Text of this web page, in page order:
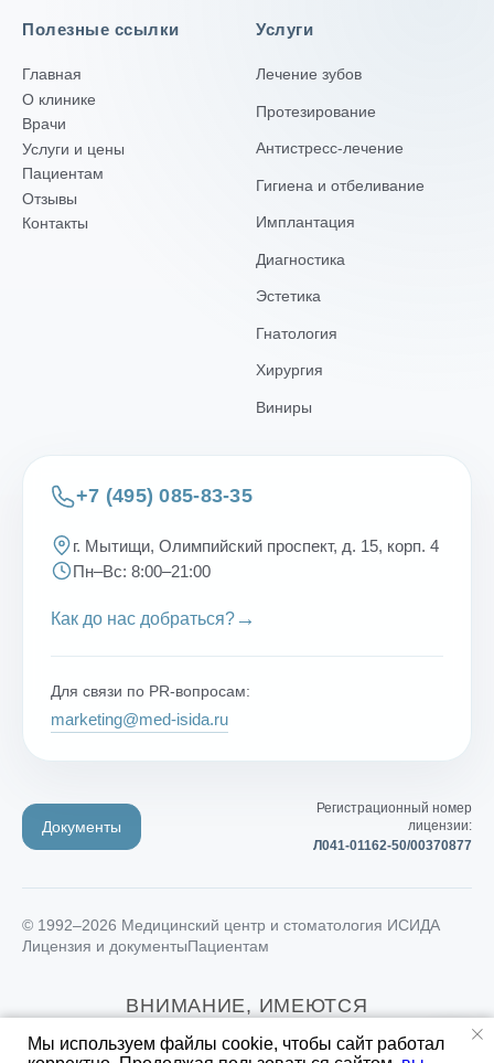
Регистрационный номер
лицензии:
Л041-01162-50/00370877
Документы
Полезные ссылки
Главная
О клинике
Врачи
Услуги и цены
Пациентам
Отзывы
Контакты
Услуги
Лечение зубов
Протезирование
Антистресс-лечение
Гигиена и отбеливание
Имплантация
Диагностика
Эстетика
Гнатология
Хирургия
Виниры
+7 (495) 085-83-35
г. Мытищи, Олимпийский проспект, д. 15, корп. 4
Пн–Вс: 8:00–21:00
Как до нас добраться? →
Для связи по PR-вопросам:
marketing@med-isida.ru
© 1992–2026 Медицинский центр и стоматология ИСИДА
Лицензия и документыПациентам
ВНИМАНИЕ, ИМЕЮТСЯ
ПРОТИВОПОКАЗАНИЯ! ТРЕБУЕТСЯ
Мы используем файлы cookie, чтобы сайт работал